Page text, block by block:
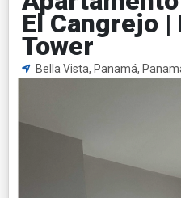
El Cangrejo |
Tower
Bella Vista, Panamá,